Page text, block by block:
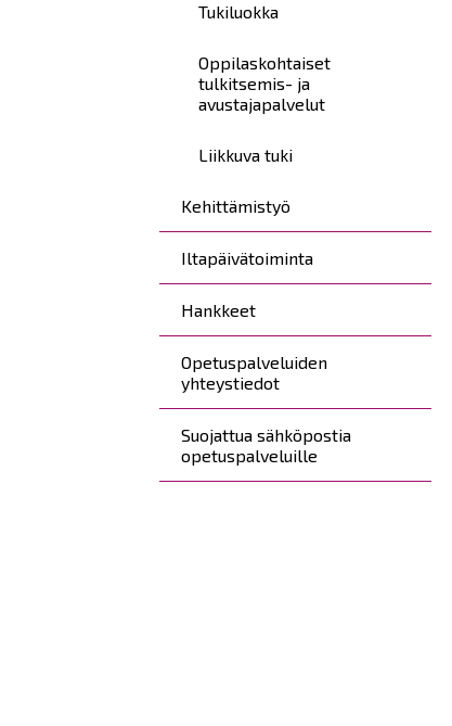
Tukiluokka
Oppilaskohtaiset
tulkitsemis- ja
avustajapalvelut
Liikkuva tuki
Kehittämistyö
Iltapäivätoiminta
Hankkeet
Opetuspalveluiden
yhteystiedot
Suojattua sähköpostia
opetuspalveluille